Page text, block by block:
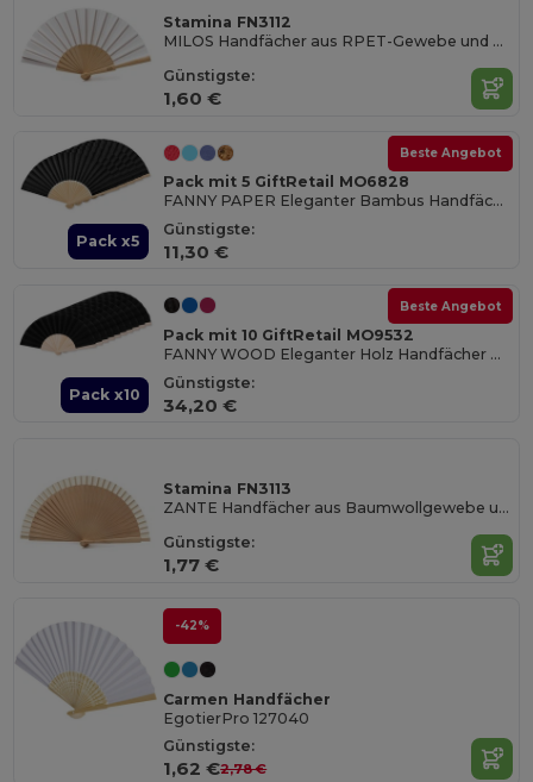
Stamina FN3112
MILOS Handfächer aus RPET-Gewebe und mit Holzrippen
Günstigste:
1,60 €
Pack x5
Beste Angebot
Pack mit 5 GiftRetail MO6828
FANNY PAPER Eleganter Bambus Handfächer aus Papierstoff
Günstigste:
11,30 €
Pack x10
Beste Angebot
Pack mit 10 GiftRetail MO9532
FANNY WOOD Eleganter Holz Handfächer mit Stoffbespannung
Günstigste:
34,20 €
Stamina FN3113
ZANTE Handfächer aus Baumwollgewebe und mit Holzrippen
Günstigste:
1,77 €
-42%
Carmen Handfächer
EgotierPro 127040
Günstigste:
1,62 €2,78 €